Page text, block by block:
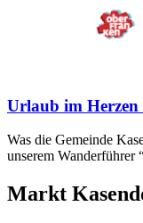
Urlaub im
Was die Gemeinde
unserem Wanderführer
Markt